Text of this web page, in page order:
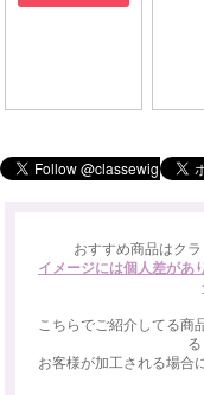
おすすめ商品はク
イメージには個人差があ
こちらでご紹介してる商
お客様が加工される場合